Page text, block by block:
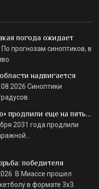
погода ожидает
По прогнозам синоптиков, в
надвигается
Синоптики
продлили еще на пять…
2031 года продлили
победителя
В Миассе прошел
в формате 3х3.